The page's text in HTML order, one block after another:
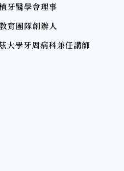
牙醫學會理事
育團隊創辦人
大學牙周病科兼任講師